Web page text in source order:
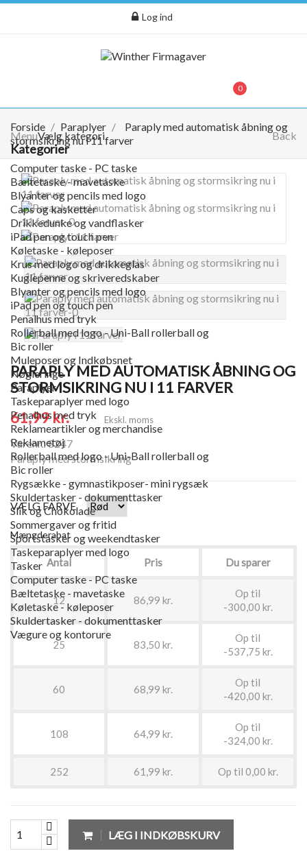
Log ind
0
Menu Back
Vælg kategori
Kategorier
Computer taske - PC taske
Bæltetaske - mavetaske
Blyanter og pencils med logo
Caps og kasketter
Drikkedunke og vandflasker
iPad pen og touch pen
Køletaske - køleposer
Krus med logo og drikkeglas
Kuglepenne og skriveredskaber
Blyanter og pencils med logo
iPad pen og touch pen
Penalhus med tryk
Rollerball med logo - Uni-Ball rollerball og
Bic roller
Muleposer og Indkøbsnet
Nøgleringe
Paraplyer
Taskeparaplyer med logo
Penalhus med tryk
Reklameartikler og merchandise
Reklametøj
Rollerball med logo - Uni-Ball rollerball og
Bic roller
Rygsække - gymnastikposer- mini rygsæk
Skuldertasker - dokumenttasker
Slik og Chokolade
Sommergaver og fritid
Sportstasker og weekendtasker
Taskeparaplyer med logo
Tasker
Computer taske - PC taske
Bæltetaske - mavetaske
Køletaske - køleposer
Skuldertasker - dokumenttasker
Vægure og kontorure
Forside Paraplyer
Paraply med automatisk åbning og
stormsikring nu i 11 farver
PARAPLY MED AUTOMATISK ÅBNING OG
STORMSIKRING NU I 11 FARVER
61,99 kr.
Ekskl. moms
Varenr.: 8247
Paraply med stormsikring
VÆLG FARVE
Mængderabat
Antal Pris Du sparer
12 86,99 kr.
Op til
-300,00 kr.
25 83,50 kr.
Op til
-537,75 kr.
60 68,99 kr.
Op til
-420,00 kr.
108 64,99 kr.
Op til
-324,00 kr.
252 61,99 kr. Op til 0,00 kr.
LÆG I INDKØBSKURV